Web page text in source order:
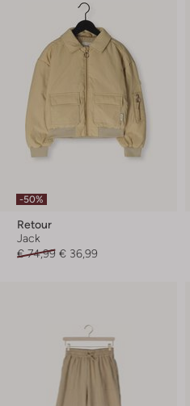
-50%
Retour
Jack
€ 74,99 € 36,99